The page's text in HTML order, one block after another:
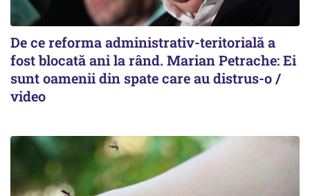
De ce reforma administrativ-teritorială a
fost blocată ani la rând. Marian Petrache: Ei
sunt oamenii din spate care au distrus-o /
video